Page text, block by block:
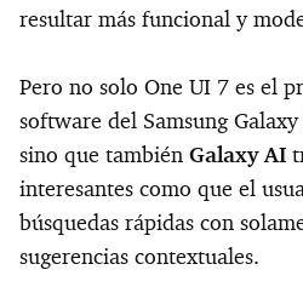
resultar más funcional y
Pero no solo One UI 7 es el
software del Samsung
sino que también Galaxy AI
interesantes como que el
búsquedas rápidas con
sugerencias contextuales.